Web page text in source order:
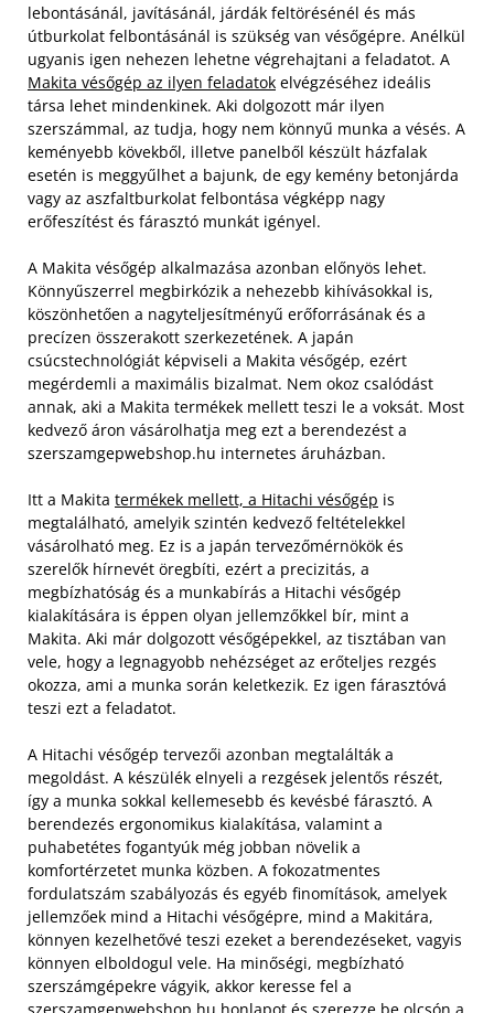
lebontásánál, javításánál, járdák feltörésénél és más
útburkolat felbontásánál is szükség van vésőgépre. Anélkül
ugyanis igen nehezen lehetne végrehajtani a feladatot. A
Makita vésőgép az ilyen feladatok elvégzéséhez ideális
társa lehet mindenkinek. Aki dolgozott már ilyen
szerszámmal, az tudja, hogy nem könnyű munka a vésés. A
keményebb kövekből, illetve panelből készült házfalak
esetén is meggyűlhet a bajunk, de egy kemény betonjárda
vagy az aszfaltburkolat felbontása végképp nagy
erőfeszítést és fárasztó munkát igényel.
A Makita vésőgép alkalmazása azonban előnyös lehet.
Könnyűszerrel megbirkózik a nehezebb kihívásokkal is,
köszönhetően a nagyteljesítményű erőforrásának és a
precízen összerakott szerkezetének. A japán
csúcstechnológiát képviseli a Makita vésőgép, ezért
megérdemli a maximális bizalmat. Nem okoz csalódást
annak, aki a Makita termékek mellett teszi le a voksát. Most
kedvező áron vásárolhatja meg ezt a berendezést a
szerszamgepwebshop.hu internetes áruházban.
Itt a Makita termékek mellett, a Hitachi vésőgép is
megtalálható, amelyik szintén kedvező feltételekkel
vásárolható meg. Ez is a japán tervezőmérnökök és
szerelők hírnevét öregbíti, ezért a precizitás, a
megbízhatóság és a munkabírás a Hitachi vésőgép
kialakítására is éppen olyan jellemzőkkel bír, mint a
Makita. Aki már dolgozott vésőgépekkel, az tisztában van
vele, hogy a legnagyobb nehézséget az erőteljes rezgés
okozza, ami a munka során keletkezik. Ez igen fárasztóvá
teszi ezt a feladatot.
A Hitachi vésőgép tervezői azonban megtalálták a
megoldást. A készülék elnyeli a rezgések jelentős részét,
így a munka sokkal kellemesebb és kevésbé fárasztó. A
berendezés ergonomikus kialakítása, valamint a
puhabetétes fogantyúk még jobban növelik a
komfortérzetet munka közben. A fokozatmentes
fordulatszám szabályozás és egyéb finomítások, amelyek
jellemzőek mind a Hitachi vésőgépre, mind a Makitára,
könnyen kezelhetővé teszi ezeket a berendezéseket, vagyis
könnyen elboldogul vele. Ha minőségi, megbízható
szerszámgépekre vágyik, akkor keresse fel a
szerszamgepwebshop.hu honlapot és szerezze be olcsón a